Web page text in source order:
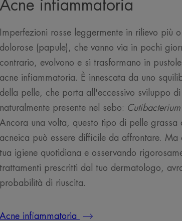
Acne infiammatoria
Imperfezioni rosse leggermente in rilievo più
dolorose (papule), che vanno via in pochi
contrario, evolvono e si trasformano in
acne infiammatoria. È innescata da uno
della pelle, che porta all'eccessivo sviluppo
naturalmente presente nel sebo:
Ancora una volta, questo tipo di pelle grassa
acneica può essere difficile da affrontare. Ma
tua igiene quotidiana e osservando
trattamenti prescritti dal tuo dermatologo,
probabilità di riuscita.
Acne infiammatoria